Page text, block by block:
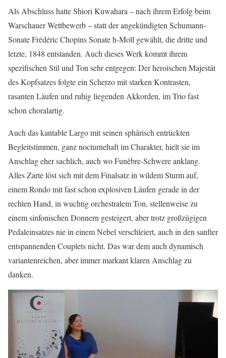
Als Abschluss hatte Shiori Kuwahara – nach ihrem Erfolg beim
Warschauer Wettbewerb – statt der angekündigten Schumann-
Sonate Frédéric Chopins Sonate h-Moll gewählt, die dritte und
letzte, 1848 entstanden. Auch dieses Werk kommt ihrem
spezifischen Stil und Ton sehr entgegen: Der heroischen Majestät
des Kopfsatzes folgte ein Scherzo mit starken Kontrasten,
rasanten Läufen und ruhig liegenden Akkorden, im Trio fast
schon choralartig.
Auch das kantable Largo mit seinen sphärisch entrückten
Begleitstimmen, ganz nocturnehaft im Charakter, hielt sie im
Anschlag eher sachlich, auch wo Funèbre-Schwere anklang.
Alles Zarte löst sich mit dem Finalsatz in wildem Sturm auf,
einem Rondo mit fast schon explosiven Läufen gerade in der
rechten Hand, in wuchtig orchestralem Ton, stellenweise zu
einem sinfonischen Donnern gesteigert, aber trotz großzügigen
Pedaleinsatzes nie in einem Nebel verschleiert, auch in den sanfter
entspannenden Couplets nicht. Das war dem auch dynamisch
variantenreichen, aber immer markant klaren Anschlag zu
danken.